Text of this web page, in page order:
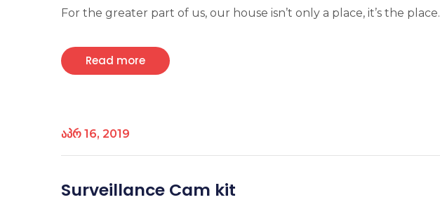
For the greater part of us, our house isn’t only a place, it’s the place.
Read more
აპრ 16, 2019
Surveillance Cam kit